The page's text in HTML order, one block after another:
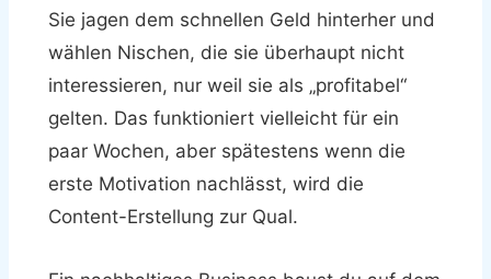
Sie jagen dem schnellen Geld hinterher und
wählen Nischen, die sie überhaupt nicht
interessieren, nur weil sie als „profitabel“
gelten. Das funktioniert vielleicht für ein
paar Wochen, aber spätestens wenn die
erste Motivation nachlässt, wird die
Content-Erstellung zur Qual.